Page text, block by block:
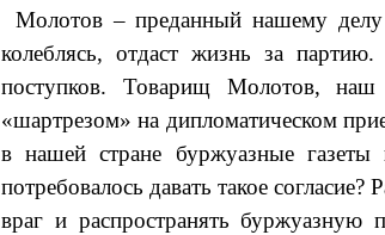
Молотов – преданный нашему
колеблясь, отдаст жизнь за
поступков. Товарищ Молотов, наш
«шартрезом» на дипломатическом
в нашей стране буржуазные
потребовалось давать такое
враг и распространять буржуазную